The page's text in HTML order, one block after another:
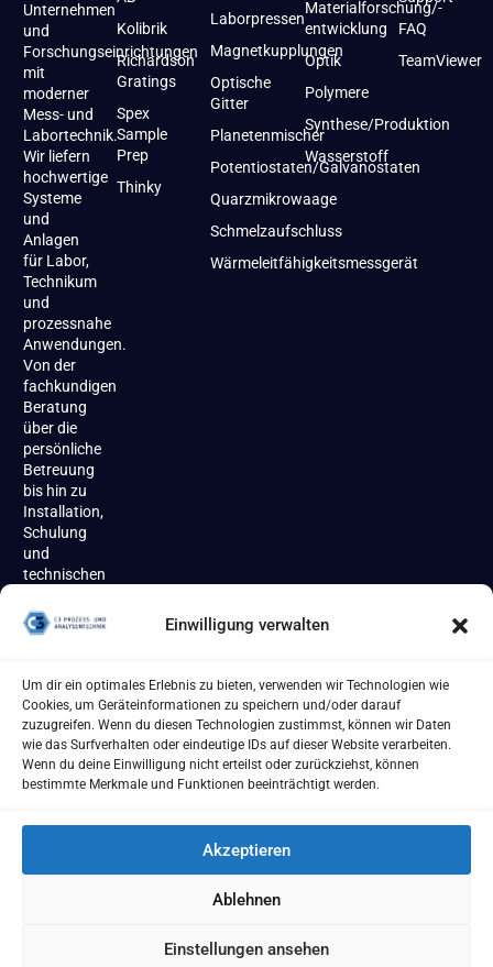
Einwilligung verwalten
Um dir ein optimales Erlebnis zu bieten, verwenden wir Technologien wie
Cookies, um Geräteinformationen zu speichern und/oder darauf
zuzugreifen. Wenn du diesen Technologien zustimmst, können wir Daten
wie das Surfverhalten oder eindeutige IDs auf dieser Website verarbeiten.
Wenn du deine Einwilligung nicht erteilst oder zurückziehst, können
bestimmte Merkmale und Funktionen beeinträchtigt werden.
Akzeptieren
Ablehnen
Einstellungen ansehen
Unternehmen
und
Forschungseinrichtungen
mit
moderner
Mess- und
Labortechnik.
Wir liefern
hochwertige
Systeme
und
Anlagen
für Labor,
Technikum
und
prozessnahe
Anwendungen.
Von der
fachkundigen
Beratung
über die
persönliche
Betreuung
bis hin zu
Installation,
Schulung
und
technischen
begleiten
wir unsere
und
Kunden
zuverlässig
über den
gesamten
Produktlebenszyklus.
Kolibrik
Richardson
Gratings
Spex
Sample
Prep
Thinky
Laborpressen
Magnetkupplungen
Optische
Gitter
Planetenmischer
Potentiostaten/Galvanostaten
Quarzmikrowaage
Schmelzaufschluss
Wärmeleitfähigkeitsmessgerät
Materialforschung/-
entwicklung
Optik
Polymere
Synthese/Produktion
Wasserstoff
FAQ
TeamViewer
Datenschutzerklärung
Cookie Richtlinie